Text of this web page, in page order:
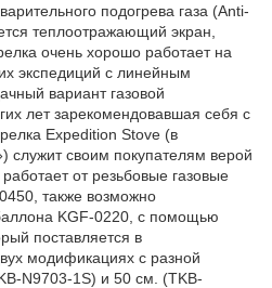
подогрева газа (Anti-
теплоотражающий экран,
очень хорошо работает на
экспедиций с линейным
вариант газовой
лет зарекомендовавшая себя с
Expedition Stove (в
служит своим покупателям верой
от резьбовые газовые
также возможно
KGF-0220, с помощью
поставляется в
модификациях с разной
N9703-1S) и 50 см. (TKB-